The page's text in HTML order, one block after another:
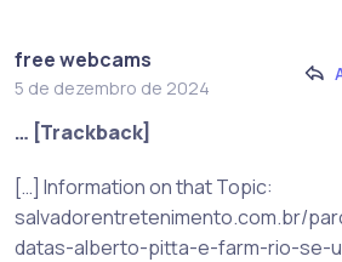
free webcams
5 de dezembro de 2024
… [Trackback]
[…] Information on that Topic:
salvadorentretenimento.com.br/
datas-alberto-pitta-e-farm-rio-se-